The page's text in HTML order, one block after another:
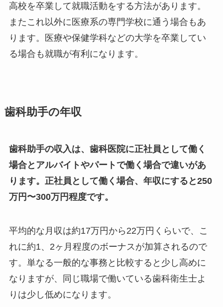
高校を卒業して就職活動をする方法があります。
またこれ以外に医療系の専門学校に通う場合もあ
ります。医療や保健学科などの大学を卒業してい
る場合も就職が有利になります。
歯科助手の年収
歯科助手の収入は、歯科医院に正社員として働く
場合とアルバイトやパートで働く場合で違いがあ
ります。正社員として働く場合、年収にすると250
万円〜300万円程度です。
平均的な月収は約17万円から22万円くらいで、こ
れに約1、2ヶ月程度のボーナスが加算されるので
す。単なる一般的な事務と比較すると少し高めに
なりますが、同じ職場で働いている歯科衛生士よ
りは少し低めになります。